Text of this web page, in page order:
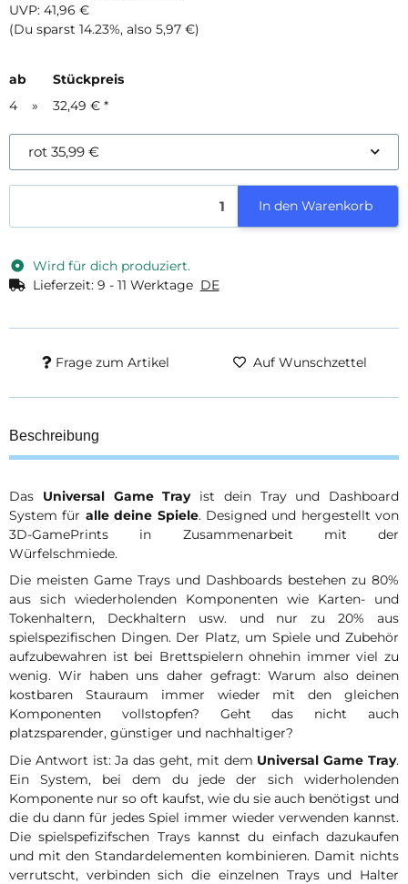
UVP: 41,96 €
(Du sparst 14.23%, also 5,97 €)
ab
Stückpreis
4
» 32,49 € *
rot 35,99 €
In den Warenkorb
Wird für dich produziert.
Lieferzeit: 9 - 11 Werktage DE
Frage zum Artikel Auf Wunschzettel
Beschreibung
Das Universal Game Trayist dein Tray und Dashboard
System für alle deine Spiele. Designed und hergestellt von
3D-GamePrints in Zusammenarbeit mit der
Würfelschmiede.
Die meisten Game Trays und Dashboards bestehen zu 80%
aus sich wiederholenden Komponenten wie Karten- und
Tokenhaltern, Deckhaltern usw. und nur zu 20% aus
spielspezifischen Dingen. Der Platz, um Spiele und Zubehör
aufzubewahren ist bei Brettspielern ohnehin immer viel zu
wenig. Wir haben uns daher gefragt: Warum also deinen
kostbaren Stauraum immer wieder mit den gleichen
Komponenten vollstopfen? Geht das nicht auch
platzsparender, günstiger und nachhaltiger?
Die Antwort ist: Ja das geht, mit dem Universal Game Tray.
Ein System, bei dem du jede der sich widerholenden
Komponente nur so oft kaufst, wie du sie auch benötigst und
die du dann für jedes Spiel immer wieder verwenden kannst.
Die spielspefizifschen Trays kannst du einfach dazukaufen
und mit den Standardelementen kombinieren. Damit nichts
verrutscht, verbinden sich die einzelnen Trays und Halter